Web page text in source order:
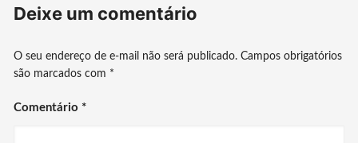
Deixe um comentário
O seu endereço de e-mail não será publicado. Campos obrigatórios
são marcados com *
Comentário *